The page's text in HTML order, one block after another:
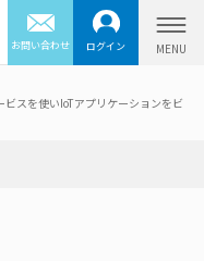
お問い合わせ ログイン
スを使いIoTアプリケーションをビ